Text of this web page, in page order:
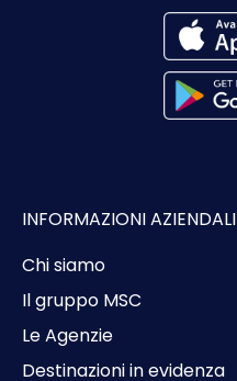
INFORMAZIONI AZIENDALI
Chi siamo
Il gruppo MSC
Le Agenzie
Destinazioni in evidenza